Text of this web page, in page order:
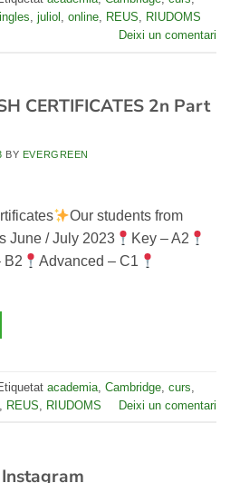
ingles, juliol , online, REUS, RIUDOMS
Deixi un comentari
CERTIFICATES 2n Part
BY EVERGREEN
Our students from
June / July 2023
Key – A2
B2
Advanced – C1
academia Cambridge curs
REUS RIUDOMS Deixi un comentari